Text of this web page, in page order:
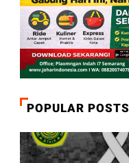
POPULAR POSTS